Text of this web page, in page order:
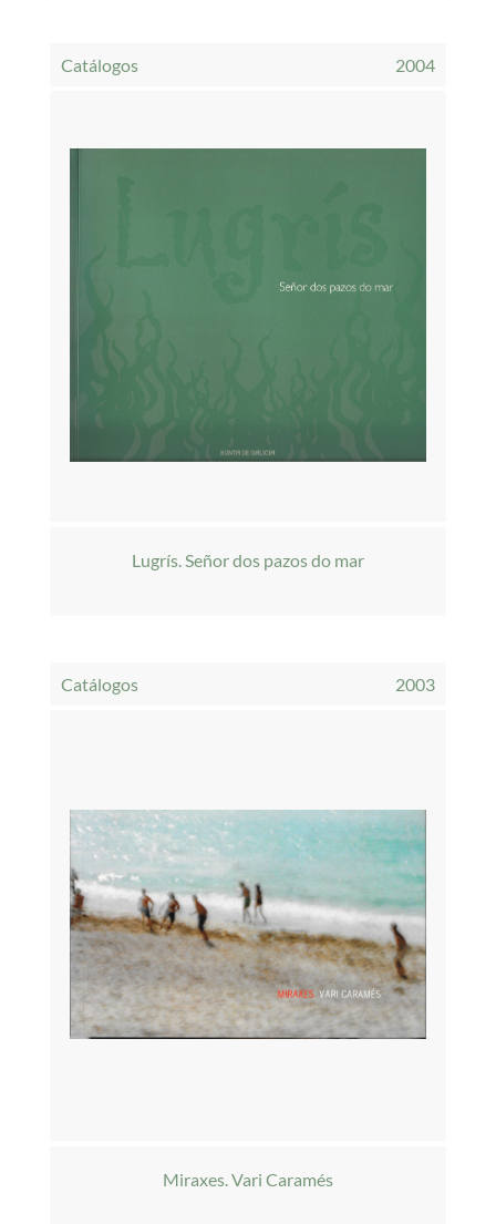
Catálogos 2004
Lugrís. Señor dos pazos do mar
Catálogos 2003
Miraxes. Vari Caramés